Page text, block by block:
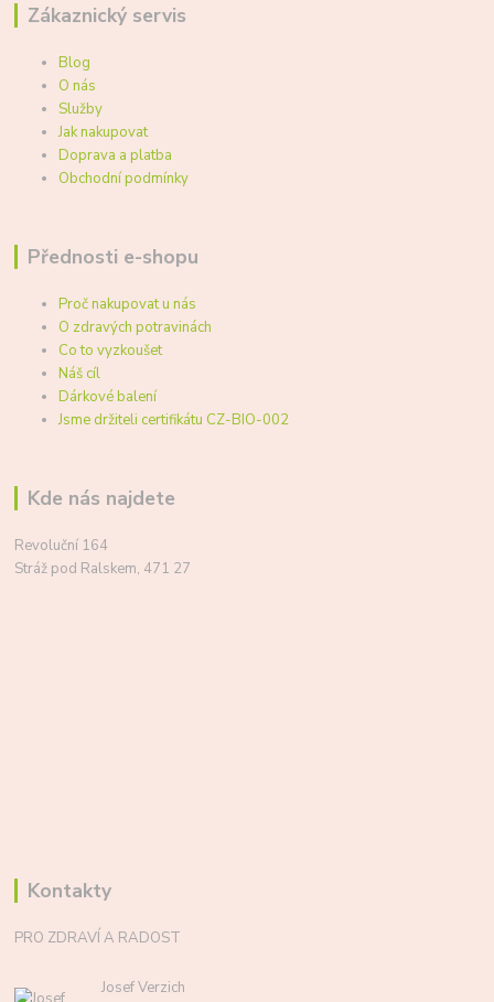
Zákaznický servis
Blog
O nás
Služby
Jak nakupovat
Doprava a platba
Obchodní podmínky
Přednosti e-shopu
Proč nakupovat u nás
O zdravých potravinách
Co to vyzkoušet
Náš cíl
Dárkové balení
Jsme držiteli certifikátu CZ-BIO-002
Kde nás najdete
Revoluční 164
Stráž pod Ralskem, 471 27
Kontakty
PRO ZDRAVÍ A RADOST
Josef Verzich